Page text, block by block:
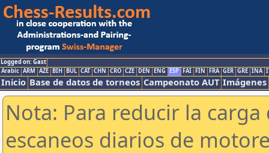
Logged on: Gast
Arabic ARM AZE BIH BUL CAT CHN CRO CZE DEN ENG ESP FAI FIN FRA GER GRE INA
Inicio Base de datos de torneos Campeonato AUT Imágenes
Nota: Para reducir la
escaneos diarios de